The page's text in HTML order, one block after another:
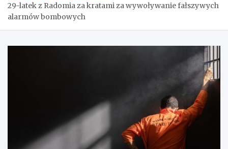
29-latek z Radomia za kratami za wywoływanie fałszywych
alarmów bombowych